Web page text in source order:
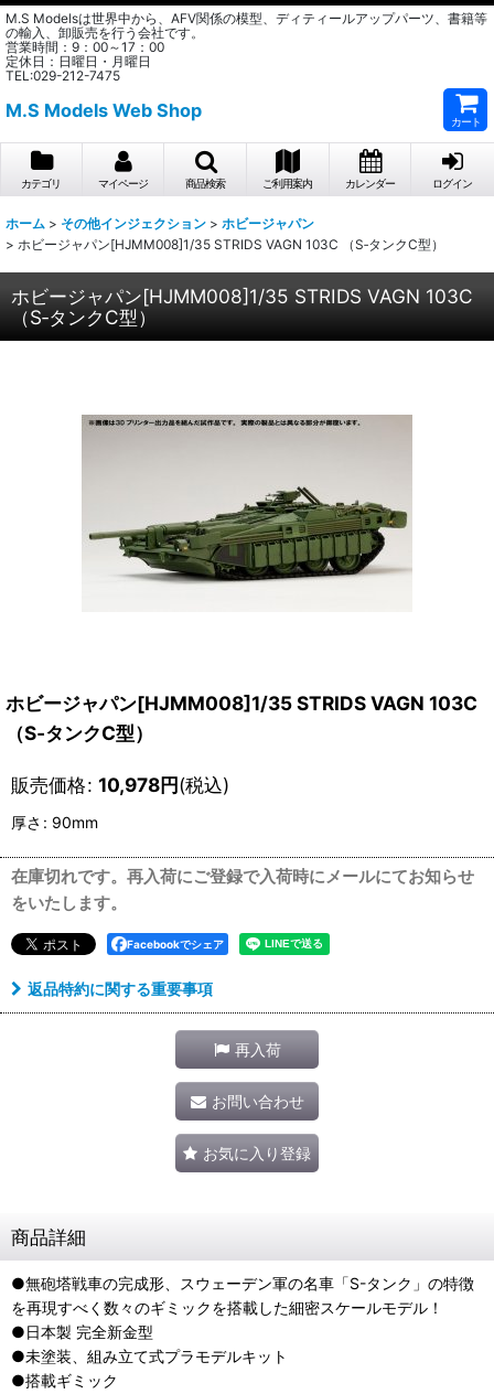
M.S Modelsは世界中から、AFV関係の模型、ディティールアップパーツ、書籍等
の輸入、卸販売を行う会社です。
営業時間：9：00～17：00
定休日：日曜日・月曜日
TEL:029-212-7475
M.S Models Web Shop
カート
カテゴリ マイページ 商品検索 ご利用案内 カレンダー ログイン
ホーム > その他インジェクション > ホビージャパン
> ホビージャパン[HJMM008]1/35 STRIDS VAGN 103C （S‐タンクC型）
ホビージャパン[HJMM008]1/35 STRIDS VAGN 103C
（S‐タンクC型）
ホビージャパン[HJMM008]1/35 STRIDS VAGN 103C
（S‐タンクC型）
販売価格: 10,978円(税込)
厚さ : 90mm
在庫切れです。再入荷にご登録で入荷時にメールにてお知らせ
をいたします。
Facebookでシェア
返品特約に関する重要事項
再入荷
お問い合わせ
お気に入り登録
商品詳細
●無砲塔戦車の完成形、スウェーデン軍の名車「S-タンク」の特徴
を再現すべく数々のギミックを搭載した細密スケールモデル！
●日本製 完全新金型
●未塗装、組み立て式プラモデルキット
●搭載ギミック